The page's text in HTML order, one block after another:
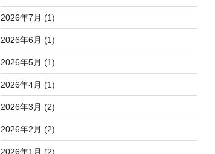
2026年7月 (1)
2026年6月 (1)
2026年5月 (1)
2026年4月 (1)
2026年3月 (2)
2026年2月 (2)
2026年1月 (2)